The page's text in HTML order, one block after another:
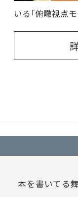
いる「俯瞰視点
本を書いてる